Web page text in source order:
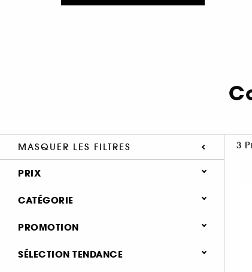
MASQUER LES FILTRES 3
PRIX
CATÉGORIE
Maquillage
Coffret Rouge à Lèvres (1)
PROMOTION
0 (3)
SÉLECTION TENDANCE